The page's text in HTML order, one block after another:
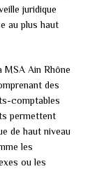
juridique
au plus haut
Ain Rhône
des
comptables
permettent
de haut niveau
les
ou les